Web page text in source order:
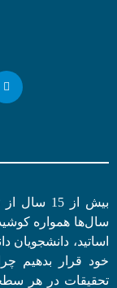
بیش از
سال‌ها همواره
اساتید، دانشجویان
خود قرار بدهیم
تحقیقات در هر